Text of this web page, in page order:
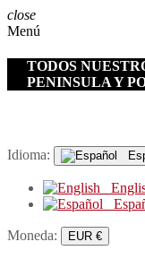
close
Menú
TODOS
PENINSULA Y
Idioma:
Moneda: EUR €